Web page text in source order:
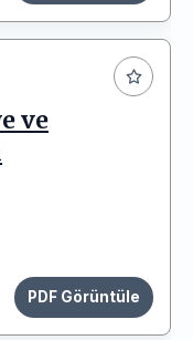
ve
PDF Görüntüle